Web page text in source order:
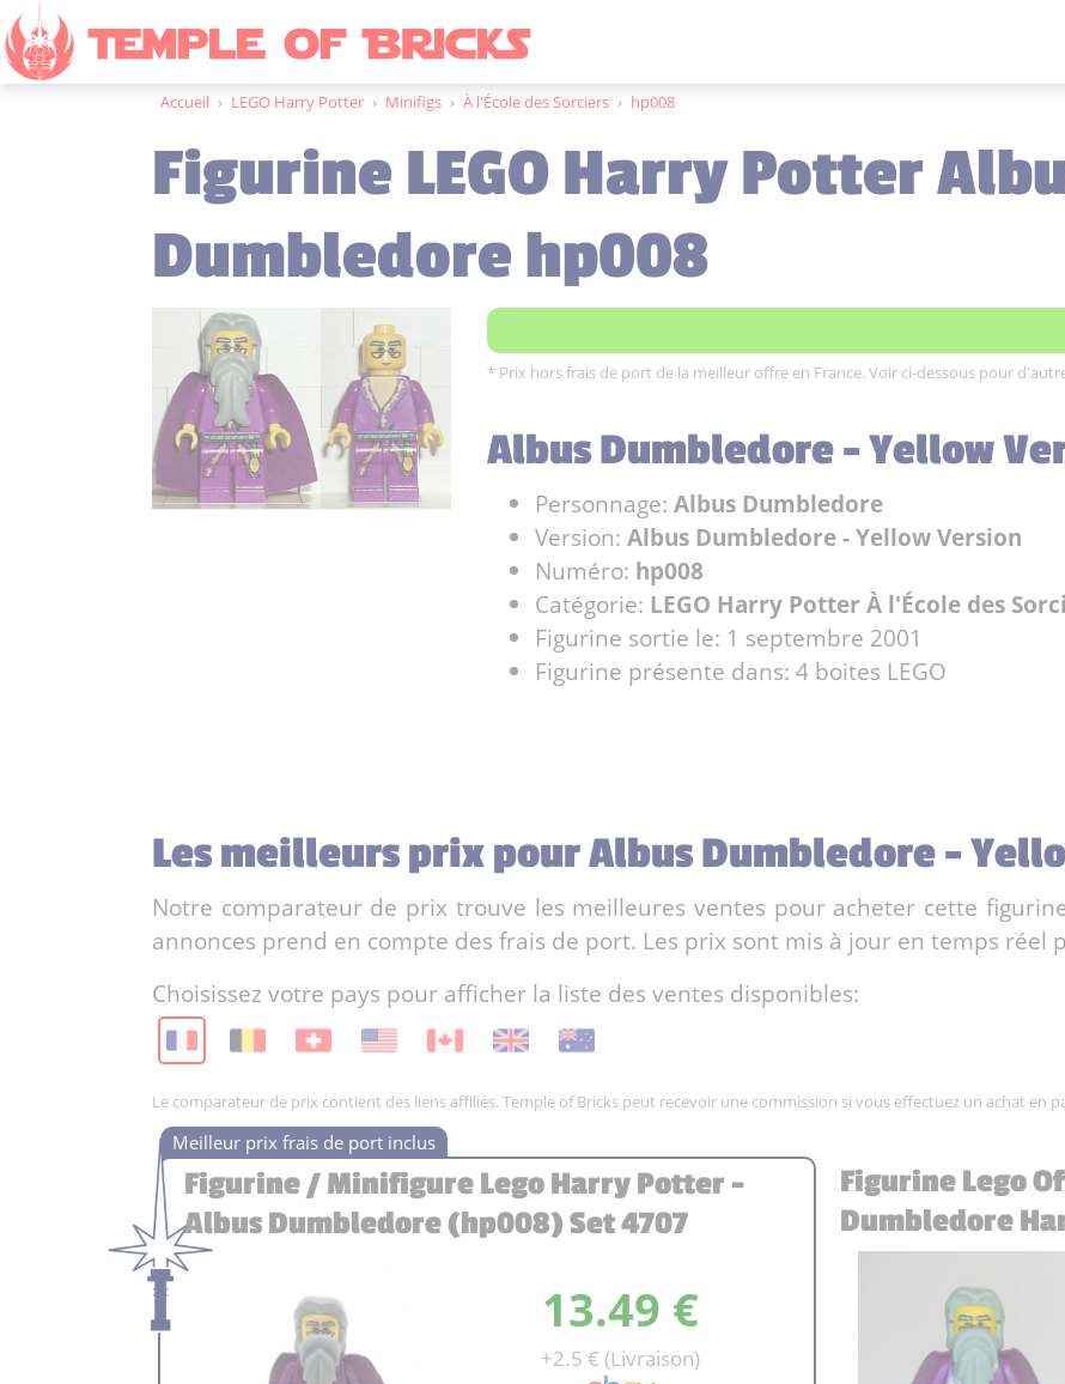
Accueil › LEGO Harry Potter › Minifigs › À l'École des Sorciers › hp008
Figurine LEGO Harry Potter
Dumbledore hp008
* Prix hors frais de port de la meilleur offre en France. Voir ci-dessous pour
Albus Dumbledore - Yellow
Personnage: Albus Dumbledore
Version: Albus Dumbledore - Yellow Version
Numéro: hp008
Catégorie: LEGO Harry Potter À l'École des
Figurine sortie le: 1 septembre 2001
Figurine présente dans: 4 boites LEGO
Les meilleurs prix pour Albus Dumbledore -
Notre comparateur de prix trouve les meilleures ventes pour acheter cette
annonces prend en compte des frais de port. Les prix sont mis à jour en temps réel
Choisissez votre pays pour afficher la liste des ventes disponibles:
Le comparateur de prix contient des liens affiliés. Temple of Bricks peut recevoir une commission si vous effectuez un achat en
Figurine / Minifigure Lego Harry Potter -
Albus Dumbledore (hp008) Set 4707
13.49 €
+2.5 € (Livraison)
Figurine Lego
Dumbledore